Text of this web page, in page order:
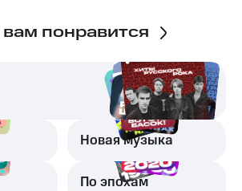
понравится
Новая музыка
По эпохам